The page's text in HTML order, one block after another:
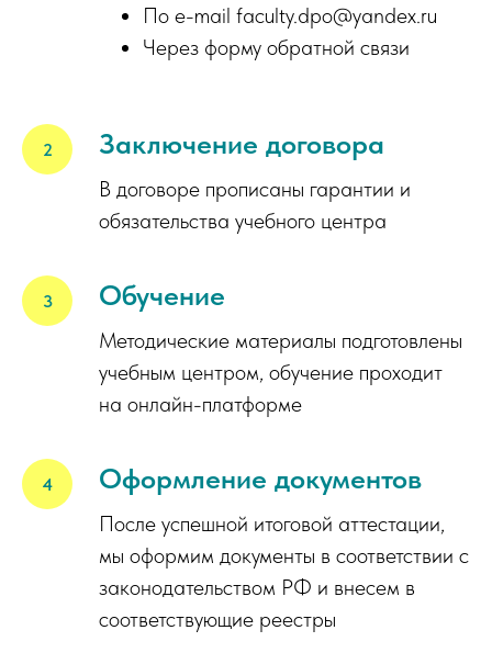
По e-mail faculty.dpo@yandex.ru
Через форму обратной связи
Заключение договора
В договоре прописаны гарантии и
обязательства учебного центра
Обучение
Методические материалы подготовлены
учебным центром, обучение проходит
на онлайн-платформе
Оформление документов
После успешной итоговой аттестации,
мы оформим документы в соответствии с
законодательством РФ и внесем в
соответствующие реестры